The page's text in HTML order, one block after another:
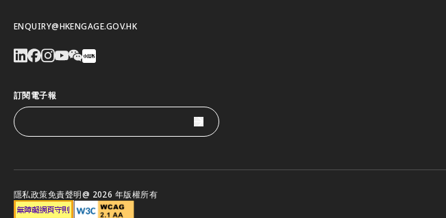
ENQUIRY@HKENGAGE.GOV.HK
訂閱電子報
隱私政策免責聲明@ 2026 年版權所有